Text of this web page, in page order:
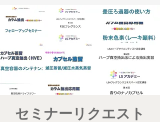
セミナーリクエスト